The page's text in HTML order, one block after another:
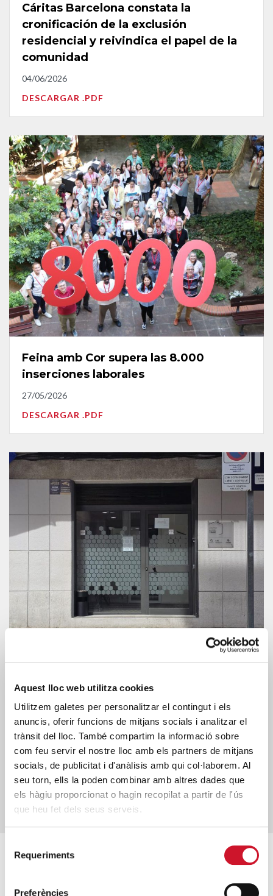
Aquest lloc web utilitza cookies
Utilitzem galetes per personalitzar el contingut i els
anuncis, oferir funcions de mitjans socials i analitzar el
trànsit del lloc. També compartim la informació sobre
com feu servir el nostre lloc amb els partners de mitjans
socials, de publicitat i d'anàlisis amb qui col·laborem. Al
seu torn, ells la poden combinar amb altres dades que
els hàgiu proporcionat o hagin recopilat a partir de l'ús
que heu fet dels seus serveis.
Requeriments
Preferències
Cáritas Barcelona constata la
cronificación de la exclusión
residencial y reivindica el papel de la
comunidad
04/06/2026
DESCARGAR .PDF
Feina amb Cor supera las 8.000
inserciones laborales
27/05/2026
DESCARGAR .PDF
su voluntad de crecer para llegar a más
personas en situación de sinhogar
28/04/2026
DESCARGAR .PDF
VER MÁS